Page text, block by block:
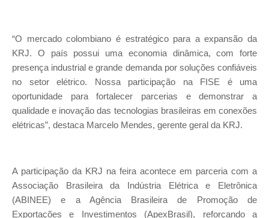
“O mercado colombiano é estratégico para a expansão da
KRJ. O país possui uma economia dinâmica, com forte
presença industrial e grande demanda por soluções confiáveis
no setor elétrico. Nossa participação na FISE é uma
oportunidade para fortalecer parcerias e demonstrar a
qualidade e inovação das tecnologias brasileiras em conexões
elétricas”, destaca Marcelo Mendes, gerente geral da KRJ.
A participação da KRJ na feira acontece em parceria com a
Associação Brasileira da Indústria Elétrica e Eletrônica
(ABINEE) e a Agência Brasileira de Promoção de
Exportações e Investimentos (ApexBrasil), reforçando a